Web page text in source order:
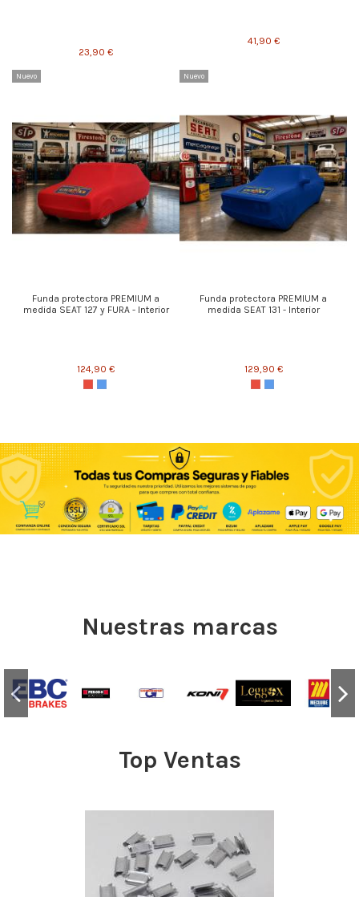
23,90 €
41,90 €
Nuevo
Funda protectora PREMIUM a
medida SEAT 127 y FURA - Interior
124,90 €
Nuevo
Funda protectora PREMIUM a
medida SEAT 131 - Interior
129,90 €
Nuestras marcas
Top Ventas